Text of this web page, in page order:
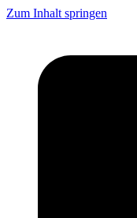
Zum Inhalt springen